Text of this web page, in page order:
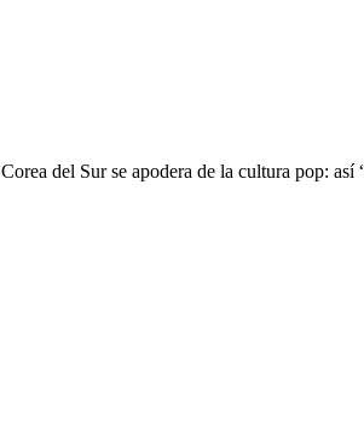
Corea del Sur se apodera de la cultura pop: